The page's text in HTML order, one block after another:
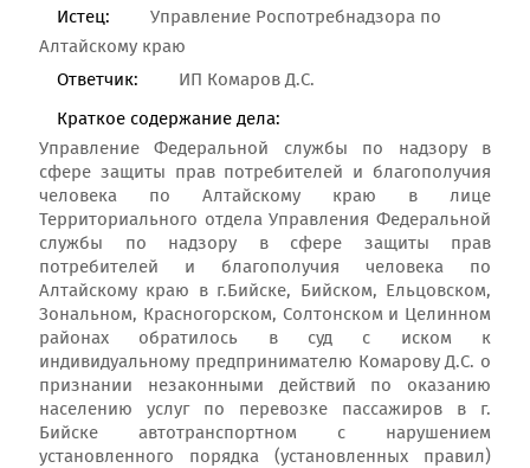
Истец:
Управление Роспотребнадзора по
Алтайскому краю
Ответчик:
ИП Комаров Д.С.
Краткое содержание дела:
Управление Федеральной службы по надзору в
сфере защиты прав потребителей и благополучия
человека по Алтайскому краю в лице
Территориального отдела Управления Федеральной
службы по надзору в сфере защиты прав
потребителей и благополучия человека по
Алтайскому краю в г.Бийске, Бийском, Ельцовском,
Зональном, Красногорском, Солтонском и Целинном
районах обратилось в суд с иском к
индивидуальному предпринимателю Комарову Д.С. о
признании незаконными действий по оказанию
населению услуг по перевозке пассажиров в г.
Бийске автотранспортном с нарушением
установленного порядка (установленных правил)